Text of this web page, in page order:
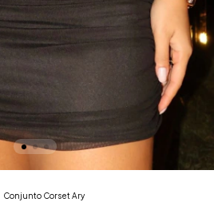
Conjunto Corset Ary